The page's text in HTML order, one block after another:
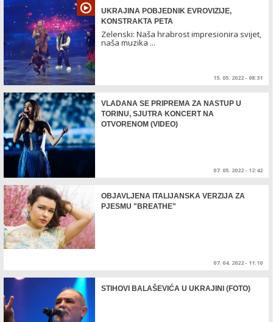
UKRAJINA POBJEDNIK EVROVIZIJE,
KONSTRAKTA PETA
Zelenski: Naša hrabrost impresionira svijet,
naša muzika ...
15. 05. 2022 - 08:31
VLADANA SE PRIPREMA ZA NASTUP U
TORINU, SJUTRA KONCERT NA
OTVORENOM (VIDEO)
07. 05. 2022 - 12:42
OBJAVLJENA ITALIJANSKA VERZIJA ZA
PJESMU "BREATHE"
07. 04. 2022 - 11:10
STIHOVI BALAŠEVIĆA U UKRAJINI (FOTO)